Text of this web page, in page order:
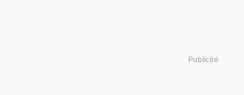
Publicité